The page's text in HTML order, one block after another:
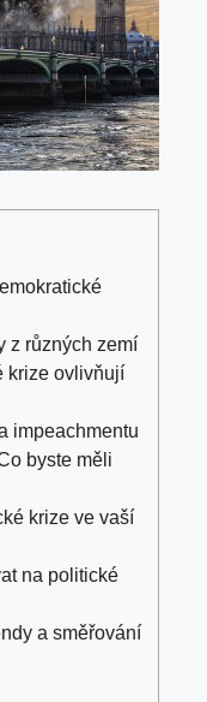
z různých zemí
krize ovlivňují
impeachmentu
byste měli
krize ve vaší
na politické
a směřování